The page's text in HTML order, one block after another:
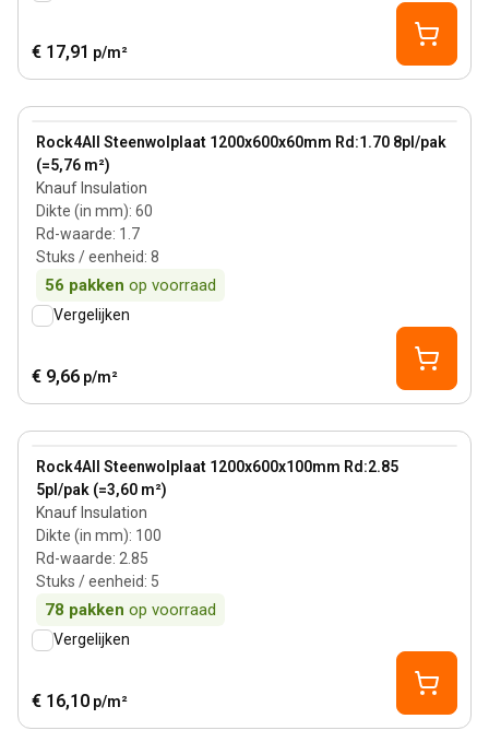
€ 17,91 p/m²
Rock4All Steenwolplaat 1200x600x60mm Rd:1.70 8pl/pak
(=5,76 m²)
Knauf Insulation
Dikte (in mm): 60
Rd-waarde: 1.7
Stuks / eenheid: 8
56 pakken op voorraad
View product
Vergelijken
€ 9,66 p/m²
Rock4All Steenwolplaat 1200x600x100mm Rd:2.85
5pl/pak (=3,60 m²)
Knauf Insulation
Dikte (in mm): 100
Rd-waarde: 2.85
Stuks / eenheid: 5
78 pakken op voorraad
View product
Vergelijken
€ 16,10 p/m²